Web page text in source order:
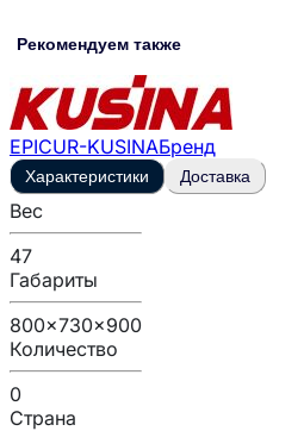
Рекомендуем также
EPICUR-KUSINAБренд
Характеристики Доставка
Вес
47
Габариты
800x730x900
Количество
0
Страна